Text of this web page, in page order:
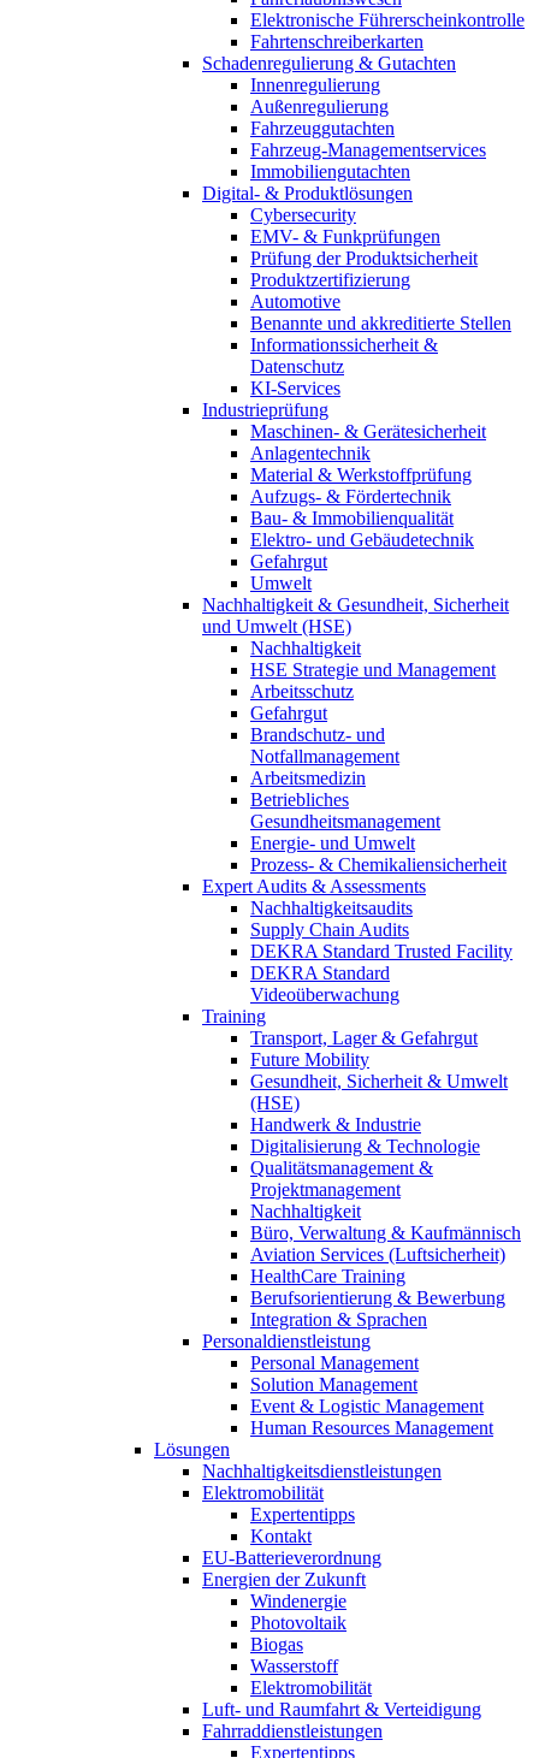
Elektronische Führerscheinkontrolle
Fahrtenschreiberkarten
Schadenregulierung & Gutachten
Innenregulierung
Außenregulierung
Fahrzeuggutachten
Fahrzeug-Managementservices
Immobiliengutachten
Digital- & Produktlösungen
Cybersecurity
EMV- & Funkprüfungen
Prüfung der Produktsicherheit
Produktzertifizierung
Automotive
Benannte und akkreditierte Stellen
Informationssicherheit &
Datenschutz
KI-Services
Industrieprüfung
Maschinen- & Gerätesicherheit
Anlagentechnik
Material & Werkstoffprüfung
Aufzugs- & Fördertechnik
Bau- & Immobilienqualität
Elektro- und Gebäudetechnik
Gefahrgut
Umwelt
Nachhaltigkeit & Gesundheit, Sicherheit
und Umwelt (HSE)
Nachhaltigkeit
HSE Strategie und Management
Arbeitsschutz
Gefahrgut
Brandschutz- und
Notfallmanagement
Arbeitsmedizin
Betriebliches
Gesundheitsmanagement
Energie- und Umwelt
Prozess- & Chemikaliensicherheit
Expert Audits & Assessments
Nachhaltigkeitsaudits
Supply Chain Audits
DEKRA Standard Trusted Facility
DEKRA Standard
Videoüberwachung
Training
Transport, Lager & Gefahrgut
Future Mobility
Gesundheit, Sicherheit & Umwelt
(HSE)
Handwerk & Industrie
Digitalisierung & Technologie
Qualitätsmanagement &
Projektmanagement
Nachhaltigkeit
Büro, Verwaltung & Kaufmännisch
Aviation Services (Luftsicherheit)
HealthCare Training
Berufsorientierung & Bewerbung
Integration & Sprachen
Personaldienstleistung
Personal Management
Solution Management
Event & Logistic Management
Human Resources Management
Lösungen
Nachhaltigkeitsdienstleistungen
Elektromobilität
Expertentipps
Kontakt
EU-Batterieverordnung
Energien der Zukunft
Windenergie
Photovoltaik
Biogas
Wasserstoff
Elektromobilität
Luft- und Raumfahrt & Verteidigung
Fahrraddienstleistungen
Expertentipps